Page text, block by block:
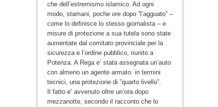
che dell’estremismo islamico. Ad ogni
modo, stamani, poche ore dopo ”l’agguato” –
come lo definisce lo stesso giornalista – e
misure di protezione a sua tutela sono state
aumentate dal comitato provinciale per la
sicurezza e l’ordine pubblico, riunito a
Potenza. A Rega e’ stata assegnata un’auto
con almeno un agente armato: in termini
tecnici, una protezione di ”quarto livello”.
Il fatto e’ avvenuto oltre un’ora dopo
mezzanotte, secondo il racconto che lo